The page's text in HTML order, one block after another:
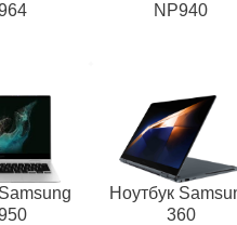
NP940
Ноутбук
360